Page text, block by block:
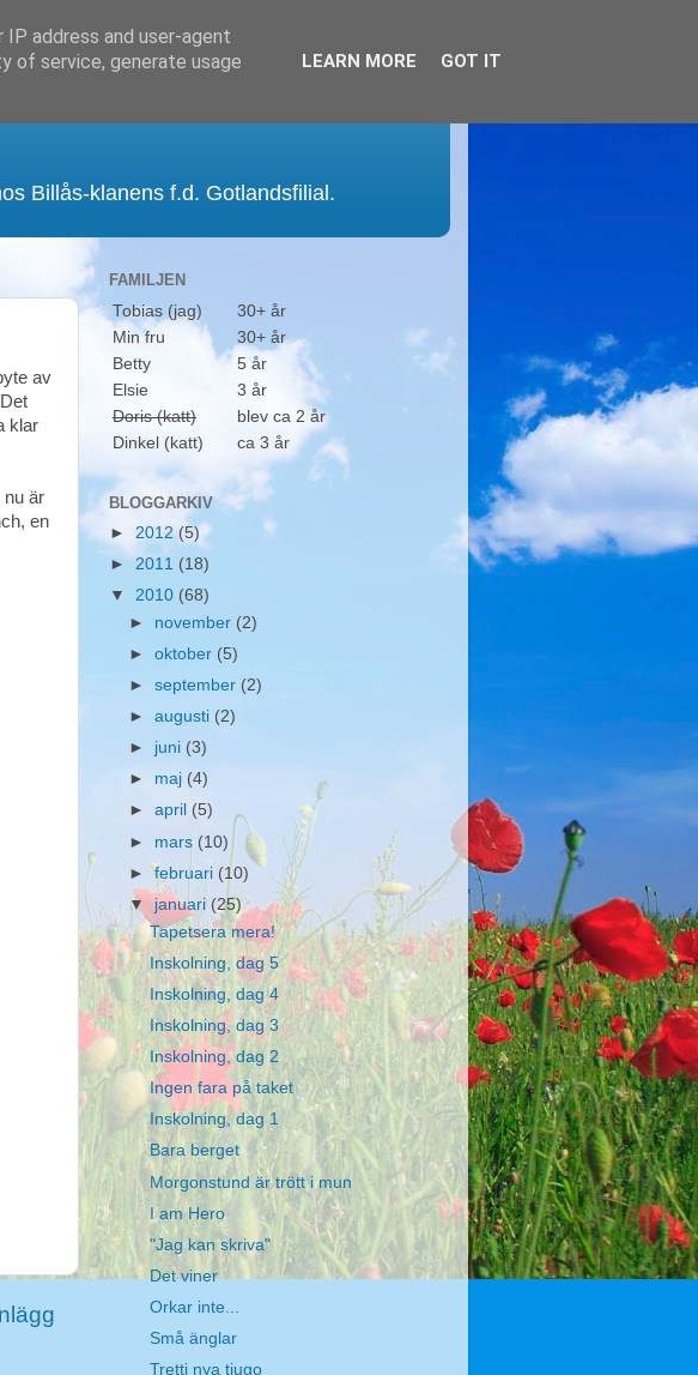
Billås-klanens f.d. Gotlandsfilial.
av
klar
nu är
en
FAMILJEN
Tobias (jag)
30+ år
Min fru
30+ år
Betty
5 år
Elsie
3 år
Doris (katt)
blev ca 2 år
Dinkel (katt)
ca 3 år
BLOGGARKIV
► 2012(5)
► 2011 (18)
▼ 2010 (68)
► november (2)
►oktober (5)
►september (2)
►augusti (2)
► juni (3)
► maj (4)
►april (5)
► mars (10)
►februari (10)
▼januari (25)
Tapetsera mera!
Inskolning, dag 5
Inskolning, dag 4
Inskolning, dag 3
Inskolning, dag 2
Ingen fara på taket
Inskolning, dag 1
Bara berget
Morgonstund är trött i mun
I am Hero
"Jag kan skriva"
Det viner
Orkar inte...
Små änglar
Tretti nya tjugo
address and user-agent
of service, generate usage
LEARN MORE GOT IT